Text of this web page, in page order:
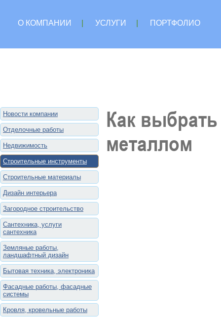
О КОМПАНИИ УСЛУГИ
ПОРТФОЛИО
Новости компании
Отделочные работы
Недвижимость
Строительные инструменты
Строительные материалы
Дизайн интерьера
Загородное строительство
Сантехника, услуги
сантехника
Земляные работы,
ландшафтный дизайн
Бытовая техника, электроника
Фасадные работы, фасадные
системы
Кровля, кровельные работы
Как
металлом